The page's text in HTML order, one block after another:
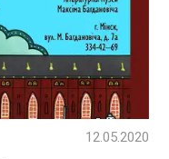
12.05.2020